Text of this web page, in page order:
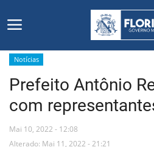
Início
Editais
Notícias
Prefeito Antônio
com
Mai 10, 2022 - 12:08
Alterado: Mai 11, 2022 - 21:21